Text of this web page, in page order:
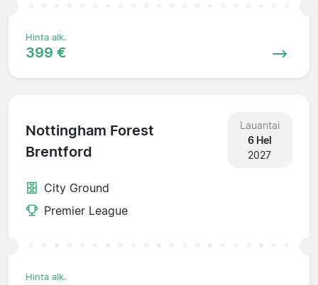
Hinta alk.
399 €
Nottingham Forest
Brentford
Lauantai
6 Hel
2027
City Ground
Premier League
Hinta alk.